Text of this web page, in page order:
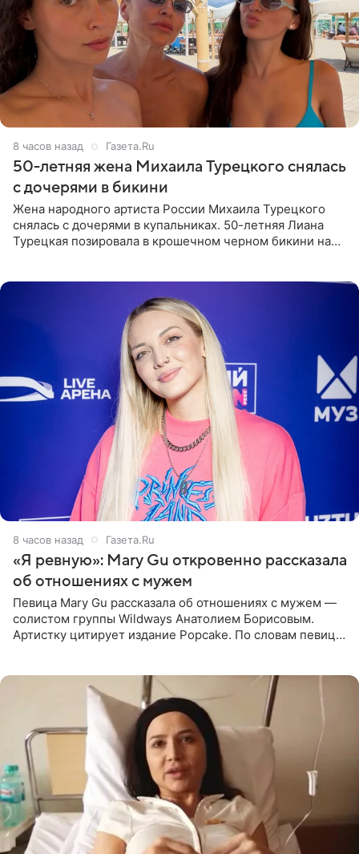
8 часов назад Газета.Ru
50-летняя жена Михаила Турецкого снялась
с дочерями в бикини
Жена народного артиста России Михаила Турецкого
снялась с дочерями в купальниках. 50-летняя Лиана
Турецкая позировала в крошечном черном бикини на
8 часов назад Газета.Ru
«Я ревную»: Mary Gu откровенно рассказала
об отношениях с мужем
Певица Mary Gu рассказала об отношениях с мужем —
солистом группы Wildways Анатолием Борисовым.
Артистку цитирует издание Popcake. По словам певицы,